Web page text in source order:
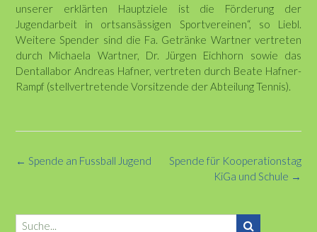
unserer erklärten Hauptziele ist die Förderung der
Jugendarbeit in ortsansässigen Sportvereinen“, so Liebl.
Weitere Spender sind die Fa. Getränke Wartner vertreten
durch Michaela Wartner, Dr. Jürgen Eichhorn sowie das
Dentallabor Andreas Hafner, vertreten durch Beate Hafner-
Rampf (stellvertretende Vorsitzende der Abteilung Tennis).
Post
Spende für Kooperationstag
KiGa und Schule →
← Spende an Fussball Jugend